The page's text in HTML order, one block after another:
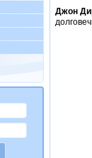
Джон